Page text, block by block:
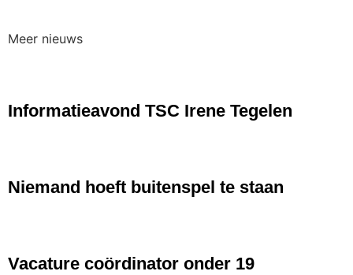
Meer nieuws
Informatieavond TSC Irene Tegelen
Niemand hoeft buitenspel te staan
Vacature coördinator onder 19